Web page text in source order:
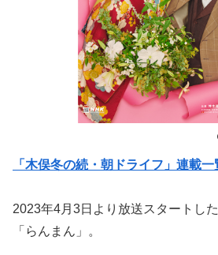
「木俣冬の続・朝ドライフ」連載一
2023年4月3日より放送スタートし
「らんまん」。